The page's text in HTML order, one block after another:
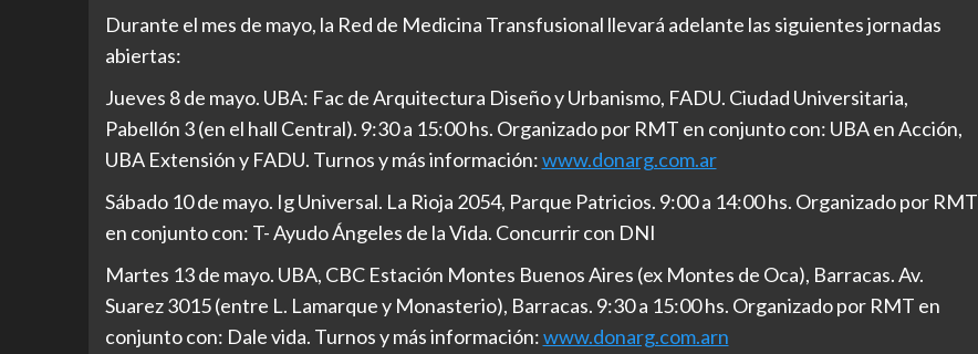
Durante el mes de mayo, la Red de Medicina Transfusional llevará adelante las siguientes jornadas
abiertas:
Jueves 8 de mayo. UBA: Fac de Arquitectura Diseño y Urbanismo, FADU. Ciudad Universitaria,
Pabellón 3 (en el hall Central). 9:30 a 15:00 hs. Organizado por RMT en conjunto con: UBA en Acción,
UBA Extensión y FADU. Turnos y más información:www.donarg.com.ar
Sábado 10 de mayo. Ig Universal. La Rioja 2054, Parque Patricios. 9:00 a 14:00 hs. Organizado por RMT
en conjunto con: T- Ayudo Ángeles de la Vida. Concurrir con DNI
Martes 13 de mayo. UBA, CBC Estación Montes Buenos Aires (ex Montes de Oca), Barracas. Av.
Suarez 3015 (entre L. Lamarque y Monasterio), Barracas. 9:30 a 15:00 hs. Organizado por RMT en
conjunto con: Dale vida. Turnos y más información:www.donarg.com.arn